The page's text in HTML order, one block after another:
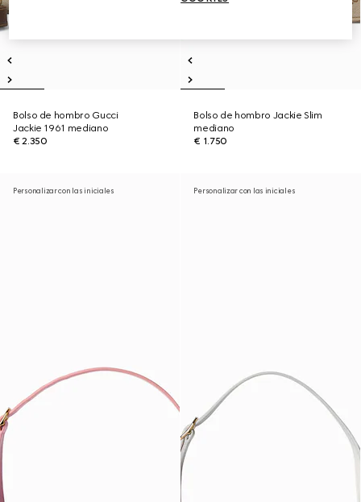
Bolso de hombro Gucci
Jackie 1961 mediano
€ 2.350
Bolso de hombro Jackie Slim
mediano
€ 1.750
Personalizar con las iniciales Personalizar con las iniciales